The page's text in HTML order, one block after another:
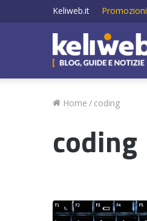
Keliweb.it Promozioni
Home / coding
coding